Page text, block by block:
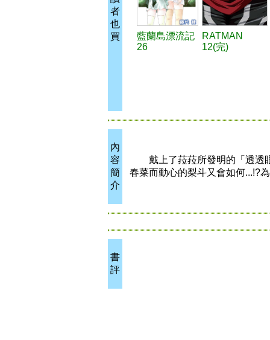
者
也
買
藍蘭島漂流記
26
RATMAN
12(完)
內
容
簡
介
戴上了菈菈所發明的「透透
春菜而動心的梨斗又會如何...!?
書
評